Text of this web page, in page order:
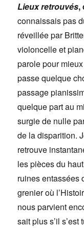
Lieux retrouvés,
connaissais pas
réveillée par
violoncelle et
parole pour
passe quelque
passage
quelque part au
surgie de nulle
de la disparition.
retrouve
les pièces du
ruines entassées
grenier où
nous parvient
sait plus s’il